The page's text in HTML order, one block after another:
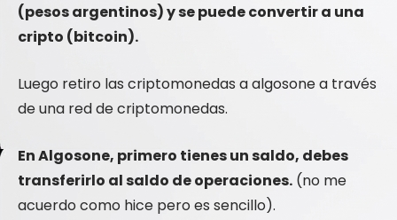
(pesos argentinos) y se puede convertir a una
cripto (bitcoin).
Luego retiro las criptomonedas a algosone a través
de una red de criptomonedas.
En Algosone, primero tienes un saldo, debes
transferirlo al saldo de operaciones. (no me
acuerdo como hice pero es sencillo).